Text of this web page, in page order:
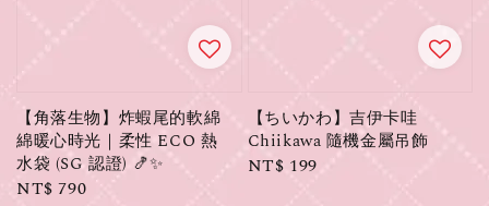
【角落生物】炸蝦尾的軟綿
綿暖心時光｜柔性 ECO 熱
水袋 (SG 認證) 🍤✨
Regular
NT$ 790
【ちいかわ】吉伊卡哇
Chiikawa 隨機金屬吊飾
Regular
NT$ 199